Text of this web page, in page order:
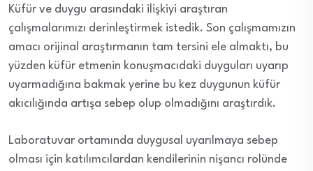
Küfür ve duygu arasındaki ilişkiyi araştıran
çalışmalarımızı derinleştirmek istedik. Son çalışmamızın
amacı orijinal araştırmanın tam tersini ele almaktı, bu
yüzden küfür etmenin konuşmacıdaki duyguları uyarıp
uyarmadığına bakmak yerine bu kez duygunun küfür
akıcılığında artışa sebep olup olmadığını araştırdık.
Laboratuvar ortamında duygusal uyarılmaya sebep
olması için katılımcılardan kendilerinin nişancı rolünde